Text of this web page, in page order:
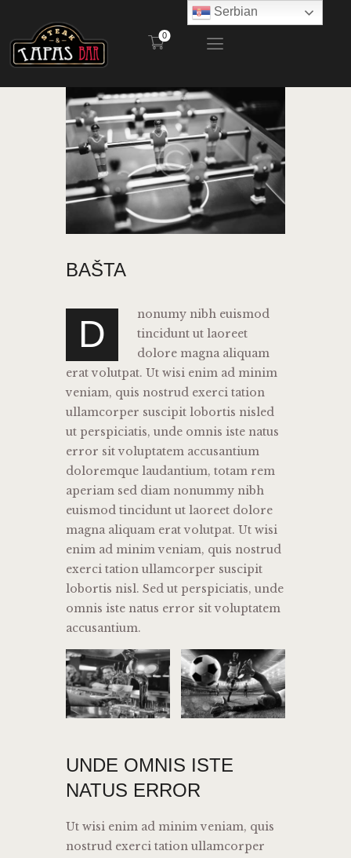
0
STEAK AND TAPAS BAR
POČETNA
RESTORAN
BAŠTA
MENI
KONTAKT
BAŠTA
D
nonumy nibh euismod
tincidunt ut laoreet
dolore magna aliquam
erat volutpat. Ut wisi enim ad minim
veniam, quis nostrud exerci tation
ullamcorper suscipit lobortis nisled
ut perspiciatis, unde omnis iste natus
error sit voluptatem accusantium
doloremque laudantium, totam rem
aperiam sed diam nonummy nibh
euismod tincidunt ut laoreet dolore
magna aliquam erat volutpat. Ut wisi
enim ad minim veniam, quis nostrud
exerci tation ullamcorper suscipit
lobortis nisl. Sed ut perspiciatis, unde
omnis iste natus error sit voluptatem
accusantium.
UNDE OMNIS ISTE
NATUS ERROR
Ut wisi enim ad minim veniam, quis
nostrud exerci tation ullamcorper
Serbian